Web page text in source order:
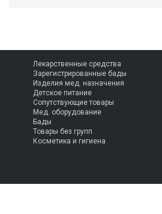
Лекарственные средства
Зарегистрированные бады
Изделия мед. назначения
Детское питание
Сопутствующие товары
Мед. оборудование
Бады
Товары без групп
Косметика и гигиена